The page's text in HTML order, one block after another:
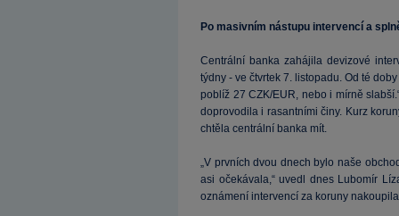
Po masivním nástupu intervencí a
Centrální banka zahájila devizové
týdny - ve čtvrtek 7. listopadu. Od té
poblíž 27 CZK/EUR, nebo i mírně
doprovodila i rasantními činy. Kurz
chtěla centrální banka mít.
„V prvních dvou dnech bylo naše
asi očekávala,“ uvedl dnes Lubomír
oznámení intervencí za koruny